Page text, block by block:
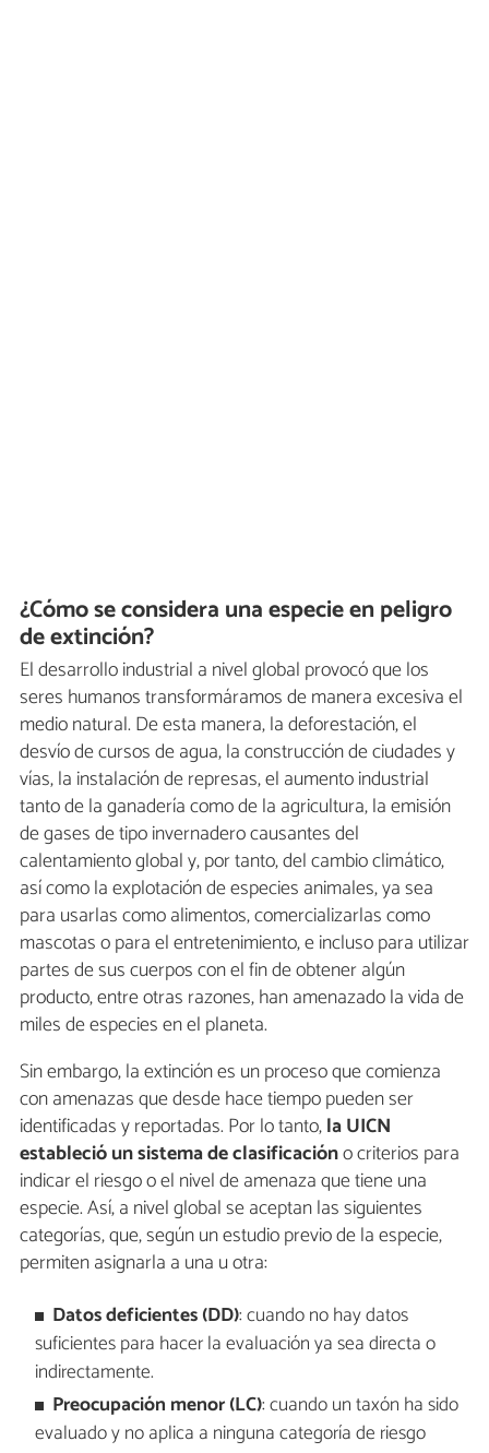
¿Cómo se considera una especie en peligro
de extinción?
El desarrollo industrial a nivel global provocó que los
seres humanos transformáramos de manera excesiva el
medio natural. De esta manera, la deforestación, el
desvío de cursos de agua, la construcción de ciudades y
vías, la instalación de represas, el aumento industrial
tanto de la ganadería como de la agricultura, la emisión
de gases de tipo invernadero causantes del
calentamiento global y, por tanto, del cambio climático,
así como la explotación de especies animales, ya sea
para usarlas como alimentos, comercializarlas como
mascotas o para el entretenimiento, e incluso para utilizar
partes de sus cuerpos con el fin de obtener algún
producto, entre otras razones, han amenazado la vida de
miles de especies en el planeta.
Sin embargo, la extinción es un proceso que comienza
con amenazas que desde hace tiempo pueden ser
identificadas y reportadas. Por lo tanto,la UICN
estableció un sistema de clasificacióno criterios para
indicar el riesgo o el nivel de amenaza que tiene una
especie. Así, a nivel global se aceptan las siguientes
categorías, que, según un estudio previo de la especie,
permiten asignarla a una u otra:
Datos deficientes (DD): cuando no hay datos
suficientes para hacer la evaluación ya sea directa o
indirectamente.
Preocupación menor (LC): cuando un taxón ha sido
evaluado y no aplica a ninguna categoría de riesgo